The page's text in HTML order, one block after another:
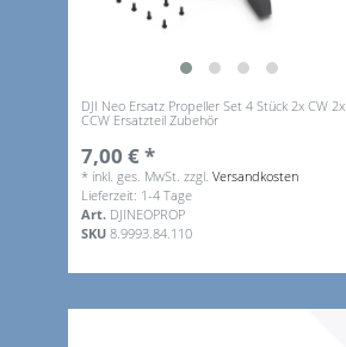
DJI Neo Ersatz Propeller Set 4 Stück 2x CW 2x
CCW Ersatzteil Zubehör
7,00 € *
* inkl. ges. MwSt. zzgl.Versandkosten
Lieferzeit: 1-4 Tage
Art. DJINEOPROP
SKU8.9993.84.110